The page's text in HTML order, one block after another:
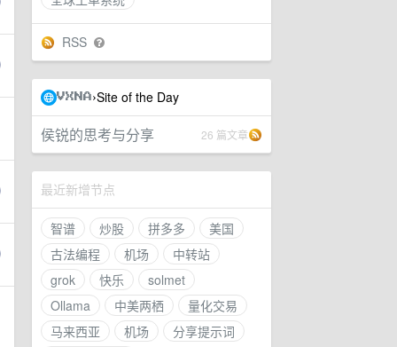
RSS
VXNA ›Site of the Day
侯锐的思考与分享 26 篇文章
最近新增节点
智谱 炒股 拼多多
美国
古法编程
机场
中转站
grok
快乐
solmet
Ollama
中美两栖
量化交易
马来西亚
机场
分享提示词